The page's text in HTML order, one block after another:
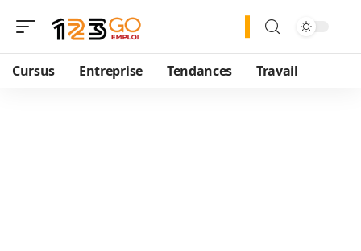
Cursus Entreprise Tendances Travail